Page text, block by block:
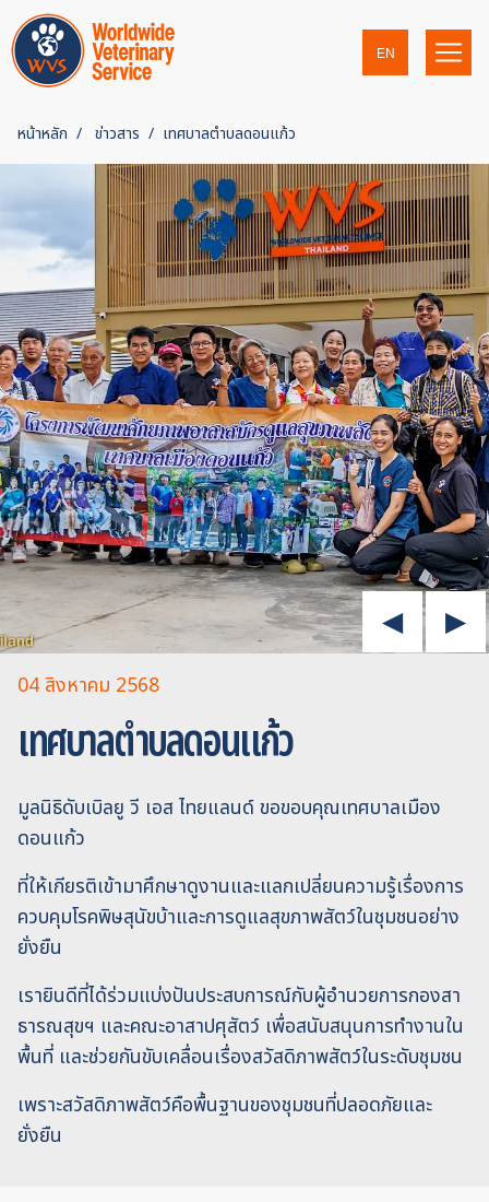
EN
หน้าหลัก ข่าวสาร เทศบาลตำบลดอนแก้ว
04 สิงหาคม 2568
เทศบาลตำบลดอนแก้ว
มูลนิธิดับเบิลยู วี เอส ไทยแลนด์ ขอขอบคุณเทศบาลเมือง
ดอนแก้ว
ที่ให้เกียรติเข้ามาศึกษาดูงานและแลกเปลี่ยนความรู้เรื่องการ
ควบคุมโรคพิษสุนัขบ้าและการดูแลสุขภาพสัตว์ในชุมชนอย่าง
ยั่งยืน
เรายินดีที่ได้ร่วมแบ่งปันประสบการณ์กับผู้อำนวยการกองสา
ธารณสุขฯ และคณะอาสาปศุสัตว์ เพื่อสนับสนุนการทำงานใน
พื้นที่ และช่วยกันขับเคลื่อนเรื่องสวัสดิภาพสัตว์ในระดับชุมชน
เพราะสวัสดิภาพสัตว์คือพื้นฐานของชุมชนที่ปลอดภัยและ
ยั่งยืน